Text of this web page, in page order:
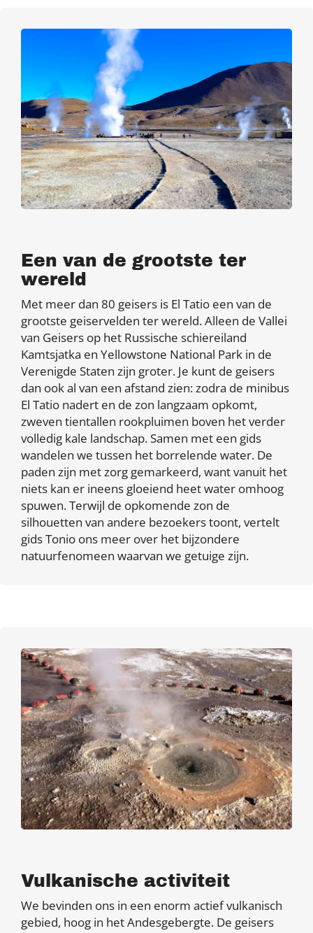
Een van de grootste ter
wereld
Met meer dan 80 geisers is El Tatio een van de
grootste geiservelden ter wereld. Alleen de Vallei
van Geisers op het Russische schiereiland
Kamtsjatka en Yellowstone National Park in de
Verenigde Staten zijn groter. Je kunt de geisers
dan ook al van een afstand zien: zodra de minibus
El Tatio nadert en de zon langzaam opkomt,
zweven tientallen rookpluimen boven het verder
volledig kale landschap. Samen met een gids
wandelen we tussen het borrelende water. De
paden zijn met zorg gemarkeerd, want vanuit het
niets kan er ineens gloeiend heet water omhoog
spuwen. Terwijl de opkomende zon de
silhouetten van andere bezoekers toont, vertelt
gids Tonio ons meer over het bijzondere
natuurfenomeen waarvan we getuige zijn.
Vulkanische activiteit
We bevinden ons in een enorm actief vulkanisch
gebied, hoog in het Andesgebergte. De geisers